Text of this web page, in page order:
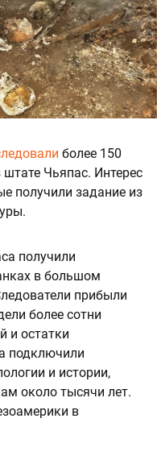
более 150
Чьяпас. Интерес
получили задание из
получили
в большом
прибыли
более сотни
и остатки
подключили
и истории,
около тысячи лет.
в